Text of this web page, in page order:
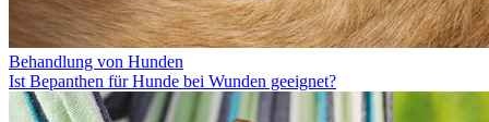
Behandlung von Hunden
Ist Bepanthen für Hunde bei Wunden geeignet?